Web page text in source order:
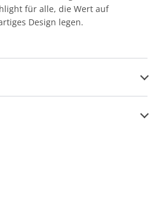
für alle, die Wert auf
Design legen.